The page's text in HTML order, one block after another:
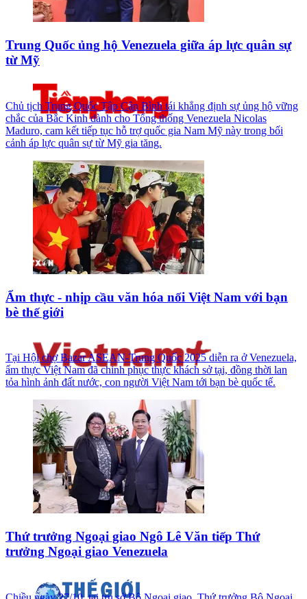
Trung Quốc ủng hộ Venezuela giữa áp lực quân sự
từ Mỹ
Chủ tịch Trung Quốc Tập Cận Bình tái khẳng định sự ủng hộ vững
chắc của Bắc Kinh dành cho Tổng thống Venezuela Nicolas
Maduro, cam kết tiếp tục hỗ trợ quốc gia Nam Mỹ này trong bối
cảnh áp lực quân sự từ Mỹ gia tăng.
Ẩm thực - nhịp cầu văn hóa nối Việt Nam với bạn
bè thế giới
Tại Hội chợ Bazar ASEAN-Trung Quốc 2025 diễn ra ở Venezuela,
ẩm thực Việt Nam đã chinh phục thực khách sở tại, đồng thời lan
tỏa hình ảnh đất nước, con người Việt Nam tới bạn bè quốc tế.
Thứ trưởng Ngoại giao Ngô Lê Văn tiếp Thứ
trưởng Ngoại giao Venezuela